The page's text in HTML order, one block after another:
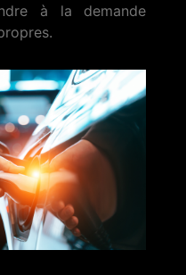
à la demande